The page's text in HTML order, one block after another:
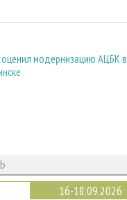
оценил модернизацию АЦБК в
16-18.09.2026